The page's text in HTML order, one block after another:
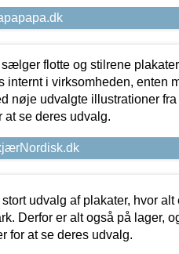
flotte og stilrene
internt i virksomheden, enten
nøje udvalgte illustrationer
at se deres udvalg.
udvalg af plakater, hvor alt
Derfor er alt også på lager,
for at se deres udvalg.